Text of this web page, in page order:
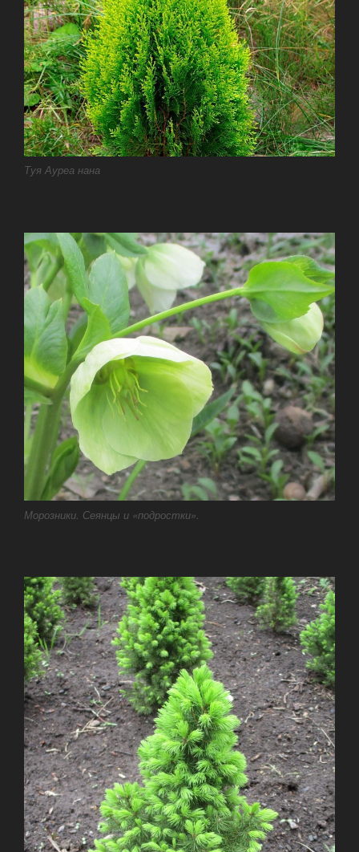
Туя Ауреа нана
Морозники. Сеянцы и «подростки».